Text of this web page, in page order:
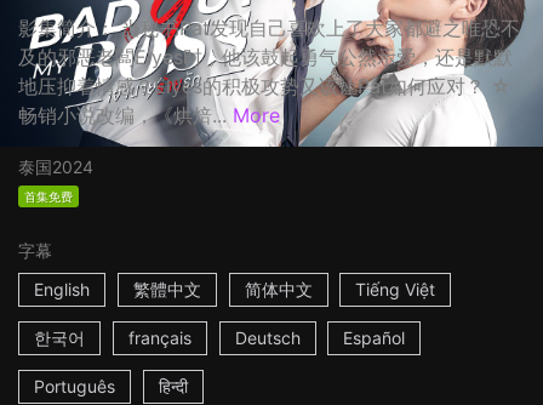
影集简介： 当秘书Pat发现自己喜欢上了大家都避之唯恐不
及的邪恶老闆Elyes时，他该鼓起勇气公然示爱，还是默默
地压抑着情感？Elyes的积极攻势又该让Pat如何应对？ ☆
畅销小说改编，《烘焙... More
泰国2024
首集免费
字幕
English
繁體中文 简体中文 Tiếng Việt
한국어 français Deutsch Español
Português हिन्दी